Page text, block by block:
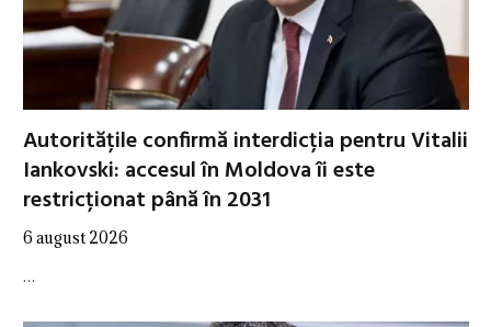
Autoritățile confirmă interdicția pentru Vitalii
Iankovski: accesul în Moldova îi este
restricționat până în 2031
6 august 2026
…